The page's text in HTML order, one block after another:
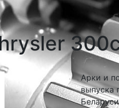
Арки и
выпуска